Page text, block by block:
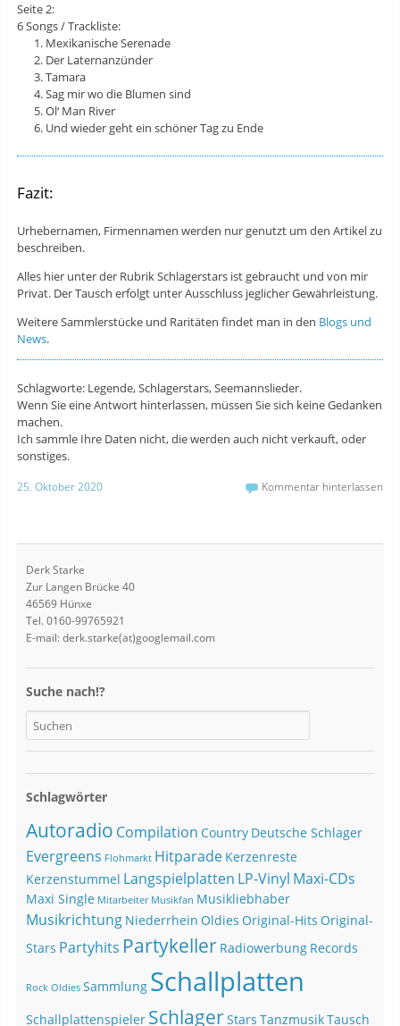
Seite 2:
6 Songs / Trackliste:
Mexikanische Serenade
Der Laternanzünder
Tamara
Sag mir wo die Blumen sind
Ol‘ Man River
Und wieder geht ein schöner Tag zu Ende
Fazit:
Urhebernamen, Firmennamen werden nur genutzt um den Artikel zu
beschreiben.
Alles hier unter der Rubrik Schlagerstars ist gebraucht und von mir
Privat. Der Tausch erfolgt unter Ausschluss jeglicher Gewährleistung.
Weitere Sammlerstücke und Raritäten findet man in den Blogs und
News.
Schlagworte: Legende, Schlagerstars, Seemannslieder.
Wenn Sie eine Antwort hinterlassen, müssen Sie sich keine Gedanken
machen.
Ich sammle Ihre Daten nicht, die werden auch nicht verkauft, oder
sonstiges.
25. Oktober 2020 Kommentar hinterlassen
Derk Starke
Zur Langen Brücke 40
46569 Hünxe
Tel. 0160-99765921
E-mail: derk.starke(at)googlemail.com
Suche nach!?
Schlagwörter
Autoradio Compilation Country Deutsche Schlager
Evergreens Flohmarkt Hitparade Kerzenreste
Kerzenstummel Langspielplatten LP-Vinyl Maxi-CDs
Maxi Single Mitarbeiter Musikfan Musikliebhaber
Musikrichtung Niederrhein Oldies Original-Hits Original-
Stars Partyhits Partykeller Radiowerbung Records
Rock Oldies Sammlung Schallplatten
Schallplattenspieler SchlagerStars TanzmusikTausch